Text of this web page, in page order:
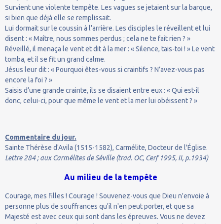
Survient une violente tempête. Les vagues se jetaient sur la barque,
si bien que déjà elle se remplissait.
Lui dormait sur le coussin à l’arrière. Les disciples le réveillent et lui
disent : « Maître, nous sommes perdus ; cela ne te fait rien ? »
Réveillé, il menaça le vent et dit à la mer : « Silence, tais-toi ! » Le vent
tomba, et il se fit un grand calme.
Jésus leur dit : « Pourquoi êtes-vous si craintifs ? N’avez-vous pas
encore la foi ? »
Saisis d’une grande crainte, ils se disaient entre eux : « Qui est-il
donc, celui-ci, pour que même le vent et la mer lui obéissent ? »
Commentaire du jour.
Sainte Thérèse d'Avila (1515-1582), Carmélite, Docteur de l'Église.
Lettre 284 ; aux Carmélites de Séville (trad. OC, Cerf 1995, II, p.1934)
Au milieu de la tempête
Courage, mes filles ! Courage ! Souvenez-vous que Dieu n'envoie à
personne plus de souffrances qu'il n'en peut porter, et que sa
Majesté est avec ceux qui sont dans les épreuves. Vous ne devez